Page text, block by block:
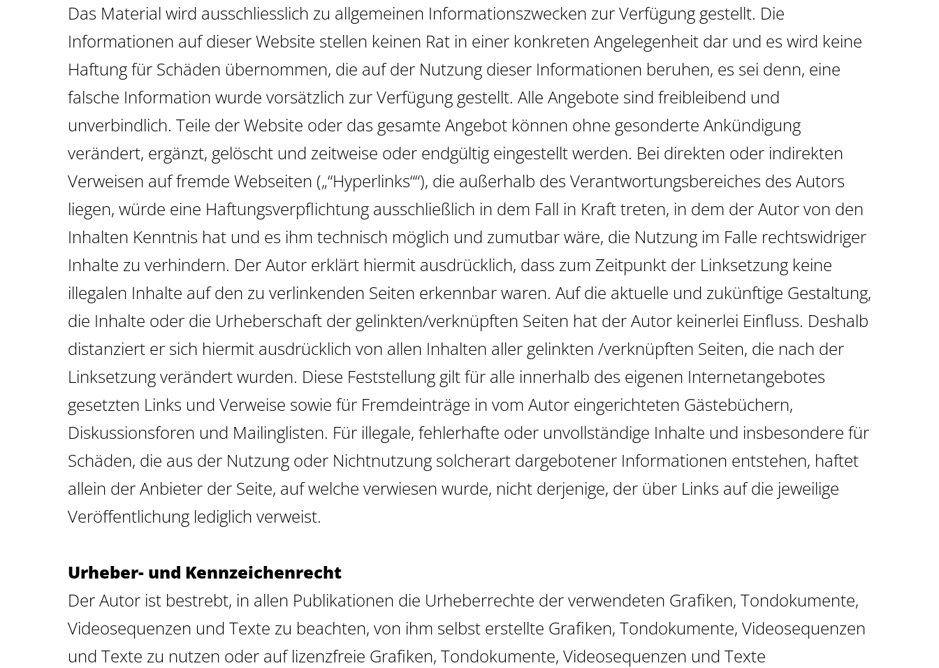
Das Material wird ausschliesslich zu allgemeinen Informationszwecken zur Verfügung gestellt. Die
Informationen auf dieser Website stellen keinen Rat in einer konkreten Angelegenheit dar und es wird keine
Haftung für Schäden übernommen, die auf der Nutzung dieser Informationen beruhen, es sei denn, eine
falsche Information wurde vorsätzlich zur Verfügung gestellt. Alle Angebote sind freibleibend und
unverbindlich. Teile der Website oder das gesamte Angebot können ohne gesonderte Ankündigung
verändert, ergänzt, gelöscht und zeitweise oder endgültig eingestellt werden. Bei direkten oder indirekten
Verweisen auf fremde Webseiten („“Hyperlinks““), die außerhalb des Verantwortungsbereiches des Autors
liegen, würde eine Haftungsverpflichtung ausschließlich in dem Fall in Kraft treten, in dem der Autor von den
Inhalten Kenntnis hat und es ihm technisch möglich und zumutbar wäre, die Nutzung im Falle rechtswidriger
Inhalte zu verhindern. Der Autor erklärt hiermit ausdrücklich, dass zum Zeitpunkt der Linksetzung keine
illegalen Inhalte auf den zu verlinkenden Seiten erkennbar waren. Auf die aktuelle und zukünftige Gestaltung,
die Inhalte oder die Urheberschaft der gelinkten/verknüpften Seiten hat der Autor keinerlei Einfluss. Deshalb
distanziert er sich hiermit ausdrücklich von allen Inhalten aller gelinkten /verknüpften Seiten, die nach der
Linksetzung verändert wurden. Diese Feststellung gilt für alle innerhalb des eigenen Internetangebotes
gesetzten Links und Verweise sowie für Fremdeinträge in vom Autor eingerichteten Gästebüchern,
Diskussionsforen und Mailinglisten. Für illegale, fehlerhafte oder unvollständige Inhalte und insbesondere für
Schäden, die aus der Nutzung oder Nichtnutzung solcherart dargebotener Informationen entstehen, haftet
allein der Anbieter der Seite, auf welche verwiesen wurde, nicht derjenige, der über Links auf die jeweilige
Veröffentlichung lediglich verweist.
Urheber- und Kennzeichenrecht
Der Autor ist bestrebt, in allen Publikationen die Urheberrechte der verwendeten Grafiken, Tondokumente,
Videosequenzen und Texte zu beachten, von ihm selbst erstellte Grafiken, Tondokumente, Videosequenzen
und Texte zu nutzen oder auf lizenzfreie Grafiken, Tondokumente, Videosequenzen und Texte